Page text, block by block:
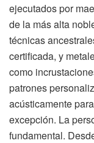
ejecutados por
de la más alta
técnicas
certificada, y
como
patrones
acústicamente
excepción. La
fundamental.